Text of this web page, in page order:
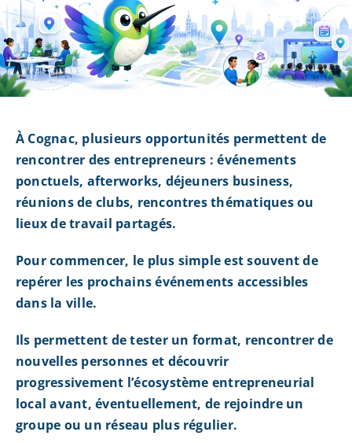
À Cognac, plusieurs opportunités permettent de
rencontrer des entrepreneurs : événements
ponctuels, afterworks, déjeuners business,
réunions de clubs, rencontres thématiques ou
lieux de travail partagés.
Pour commencer, le plus simple est souvent de
repérer les prochains événements accessibles
dans la ville.
Ils permettent de tester un format, rencontrer de
nouvelles personnes et découvrir
progressivement l’écosystème entrepreneurial
local avant, éventuellement, de rejoindre un
groupe ou un réseau plus régulier.